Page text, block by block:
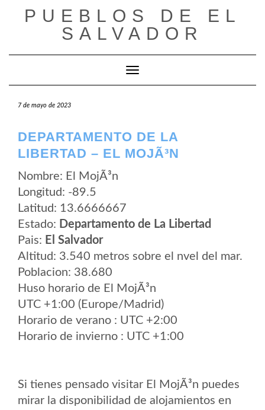
PUEBLOS DE EL
SALVADOR
Cambiar modo de navegación
7 de mayo de 2023
DEPARTAMENTO DE LA
LIBERTAD – EL MOJÃ³N
Nombre: El MojÃ³n
Longitud: -89.5
Latitud: 13.6666667
Estado: Departamento de La Libertad
Pais: El Salvador
Altitud: 3.540 metros sobre el nvel del mar.
Poblacion: 38.680
Huso horario de El MojÃ³n
UTC +1:00 (Europe/Madrid)
Horario de verano : UTC +2:00
Horario de invierno : UTC +1:00
Si tienes pensado visitar El MojÃ³n puedes
mirar la disponibilidad de alojamientos en